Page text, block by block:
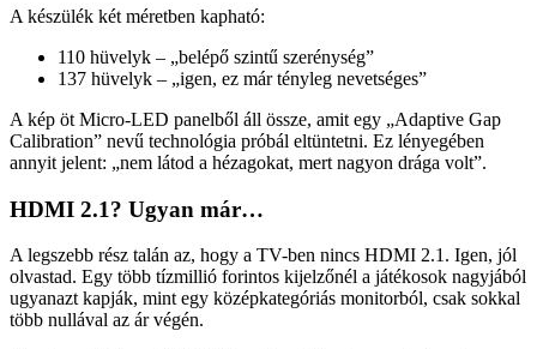
A készülék két méretben kapható:
110 hüvelyk – „belépő szintű szerénység”
137 hüvelyk – „igen, ez már tényleg nevetséges”
A kép öt Micro-LED panelből áll össze, amit egy „Adaptive Gap
Calibration” nevű technológia próbál eltüntetni. Ez lényegében
annyit jelent: „nem látod a hézagokat, mert nagyon drága volt”.
HDMI 2.1? Ugyan már…
A legszebb rész talán az, hogy a TV-ben nincs HDMI 2.1. Igen, jól
olvastad. Egy több tízmillió forintos kijelzőnél a játékosok nagyjából
ugyanazt kapják, mint egy középkategóriás monitorból, csak sokkal
több nullával az ár végén.